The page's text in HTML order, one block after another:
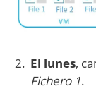
El lunes,
Fichero 1.